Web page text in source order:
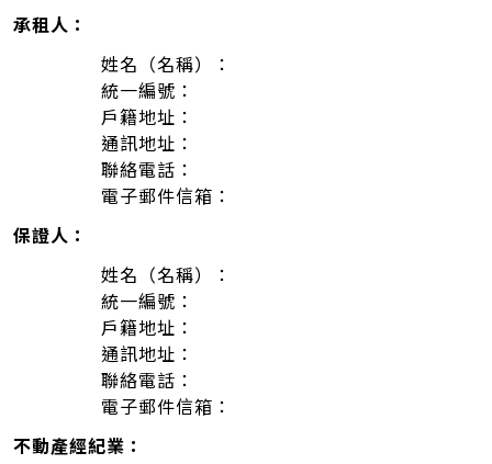
承租人：
姓名（名稱）：
統一編號：
戶籍地址：
通訊地址：
聯絡電話：
電子郵件信箱：
保證人：
姓名（名稱）：
統一編號：
戶籍地址：
通訊地址：
聯絡電話：
電子郵件信箱：
不動產經紀業：